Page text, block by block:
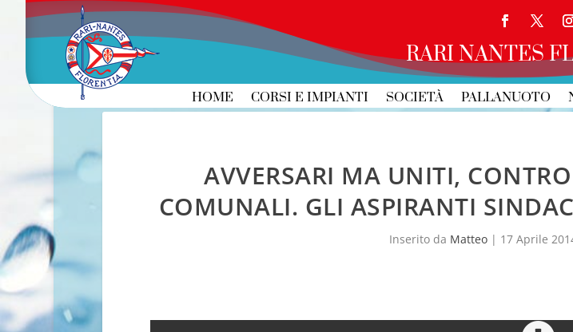
RARI NANTES
HOME CORSI E IMPIANTI SOCIETÀ PALLANUOTO
AVVERSARI MA UNITI,
COMUNALI. GLI ASPIRANTI
Inserito da Matteo | 17 Aprile